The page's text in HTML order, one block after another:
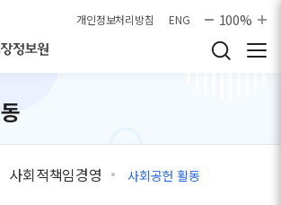
개인정보처리방침 ENG 100%
사회적책임경영 사회공헌 활동